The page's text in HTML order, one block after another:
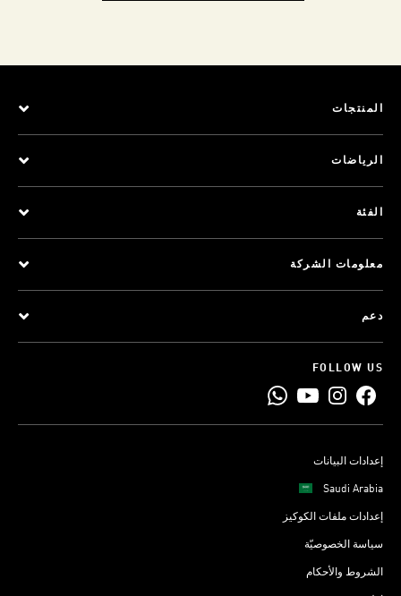
المنتجات
الرياضات
الفئة
معلومات الشركة
دعم
FOLLOW US
إعدادات البيانات
Saudi Arabia
إعدادات ملفات الكوكيز
سياسة الخصوصيّة
الشروط والأحكام